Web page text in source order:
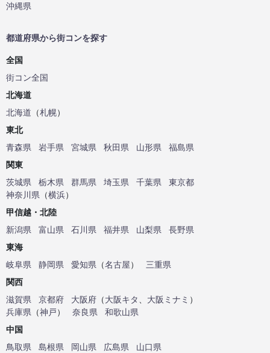
沖縄県
都道府県から街コンを探す
全国
街コン全国
北海道
北海道 （札幌）
東北
青森県
岩手県 宮城県 秋田県 山形県
福島県
関東
茨城県
栃木県 群馬県 埼玉県 千葉県
東京都
神奈川県 （横浜）
甲信越・北陸
新潟県
富山県 石川県 福井県 山梨県
長野県
東海
岐阜県
静岡県 愛知県 （名古屋）
三重県
関西
滋賀県
京都府 大阪府 （大阪キタ 大阪ミナミ ）
兵庫県 （神戸） 奈良県
和歌山県
中国
鳥取県
島根県 岡山県 広島県 山口県